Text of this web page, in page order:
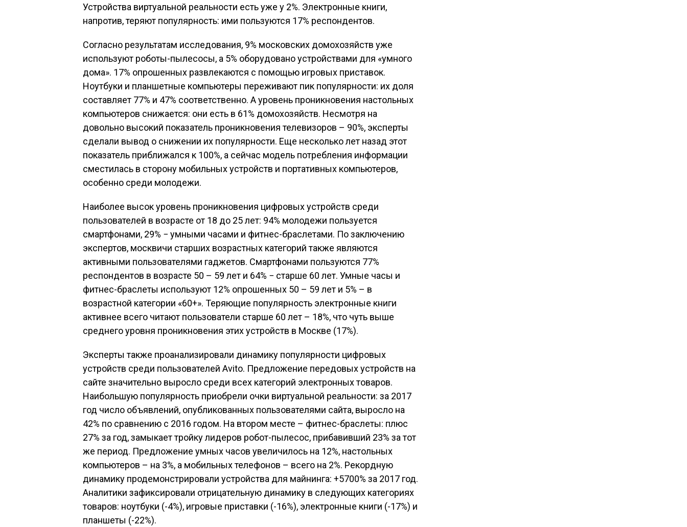
Устройства виртуальной реальности есть уже у 2%. Электронные книги,
напротив, теряют популярность: ими пользуются 17% респондентов.
Согласно результатам исследования, 9% московских домохозяйств уже
используют роботы-пылесосы, а 5% оборудовано устройствами для «умного
дома». 17% опрошенных развлекаются с помощью игровых приставок.
Ноутбуки и планшетные компьютеры переживают пик популярности: их доля
составляет 77% и 47% соответственно. А уровень проникновения настольных
компьютеров снижается: они есть в 61% домохозяйств. Несмотря на
довольно высокий показатель проникновения телевизоров – 90%, эксперты
сделали вывод о снижении их популярности. Еще несколько лет назад этот
показатель приближался к 100%, а сейчас модель потребления информации
сместилась в сторону мобильных устройств и портативных компьютеров,
особенно среди молодежи.
Наиболее высок уровень проникновения цифровых устройств среди
пользователей в возрасте от 18 до 25 лет: 94% молодежи пользуется
смартфонами, 29% − умными часами и фитнес-браслетами. По заключению
экспертов, москвичи старших возрастных категорий также являются
активными пользователями гаджетов. Смартфонами пользуются 77%
респондентов в возрасте 50 – 59 лет и 64% − старше 60 лет. Умные часы и
фитнес-браслеты используют 12% опрошенных 50 – 59 лет и 5% – в
возрастной категории «60+». Теряющие популярность электронные книги
активнее всего читают пользователи старше 60 лет – 18%, что чуть выше
среднего уровня проникновения этих устройств в Москве (17%).
Эксперты также проанализировали динамику популярности цифровых
устройств среди пользователей Avito. Предложение передовых устройств на
сайте значительно выросло среди всех категорий электронных товаров.
Наибольшую популярность приобрели очки виртуальной реальности: за 2017
год число объявлений, опубликованных пользователями сайта, выросло на
42% по сравнению с 2016 годом. На втором месте – фитнес-браслеты: плюс
27% за год, замыкает тройку лидеров робот-пылесос, прибавивший 23% за тот
же период. Предложение умных часов увеличилось на 12%, настольных
компьютеров – на 3%, а мобильных телефонов – всего на 2%. Рекордную
динамику продемонстрировали устройства для майнинга: +5700% за 2017 год.
Аналитики зафиксировали отрицательную динамику в следующих категориях
товаров: ноутбуки (-4%), игровые приставки (-16%), электронные книги (-17%) и
планшеты (-22%).